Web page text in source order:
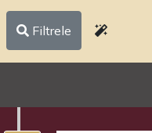
Filtrele